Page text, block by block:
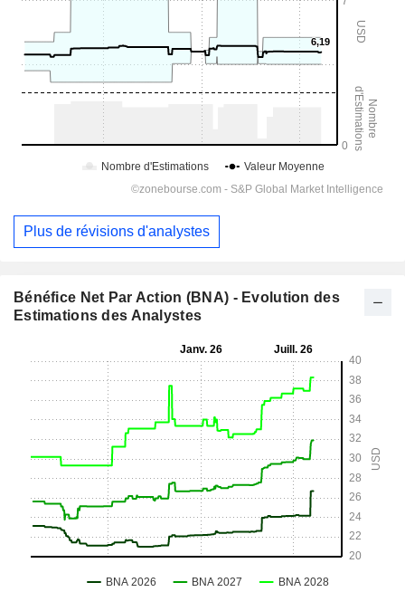
Plus de révisions d'analystes
Bénéfice Net Par Action (BNA) - Evolution des
Estimations des Analystes